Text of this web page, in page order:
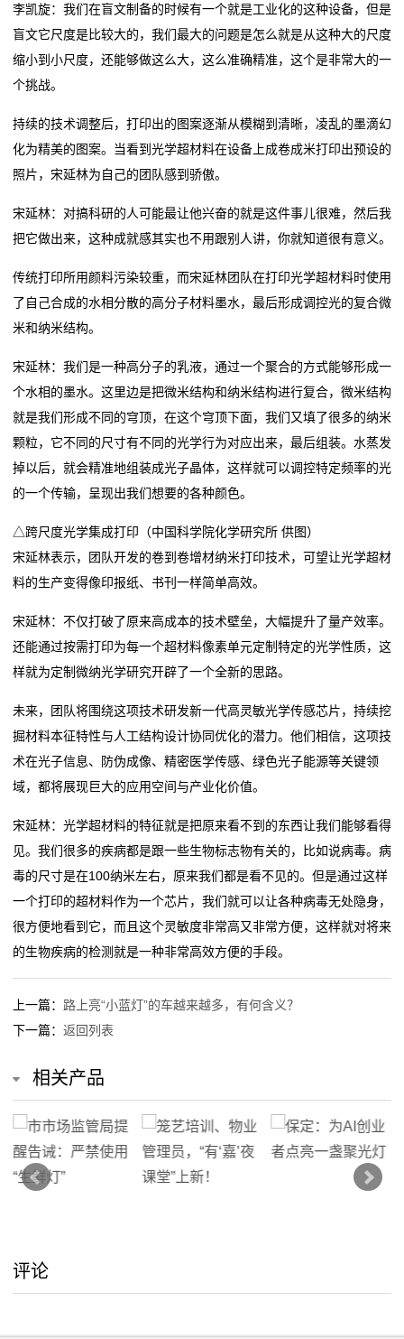
李凯旋：我们在盲文制备的时候有一个就是工业化的这种设备，但是
盲文它尺度是比较大的，我们最大的问题是怎么就是从这种大的尺度
缩小到小尺度，还能够做这么大，这么准确精准，这个是非常大的一
个挑战。
持续的技术调整后，打印出的图案逐渐从模糊到清晰，凌乱的墨滴幻
化为精美的图案。当看到光学超材料在设备上成卷成米打印出预设的
照片，宋延林为自己的团队感到骄傲。
宋延林：对搞科研的人可能最让他兴奋的就是这件事儿很难，然后我
把它做出来，这种成就感其实也不用跟别人讲，你就知道很有意义。
传统打印所用颜料污染较重，而宋延林团队在打印光学超材料时使用
了自己合成的水相分散的高分子材料墨水，最后形成调控光的复合微
米和纳米结构。
宋延林：我们是一种高分子的乳液，通过一个聚合的方式能够形成一
个水相的墨水。这里边是把微米结构和纳米结构进行复合，微米结构
就是我们形成不同的穹顶，在这个穹顶下面，我们又填了很多的纳米
颗粒，它不同的尺寸有不同的光学行为对应出来，最后组装。水蒸发
掉以后，就会精准地组装成光子晶体，这样就可以调控特定频率的光
的一个传输，呈现出我们想要的各种颜色。
△跨尺度光学集成打印（中国科学院化学研究所 供图）
宋延林表示，团队开发的卷到卷增材纳米打印技术，可望让光学超材
料的生产变得像印报纸、书刊一样简单高效。
宋延林：不仅打破了原来高成本的技术壁垒，大幅提升了量产效率。
还能通过按需打印为每一个超材料像素单元定制特定的光学性质，这
样就为定制微纳光学研究开辟了一个全新的思路。
未来，团队将围绕这项技术研发新一代高灵敏光学传感芯片，持续挖
掘材料本征特性与人工结构设计协同优化的潜力。他们相信，这项技
术在光子信息、防伪成像、精密医学传感、绿色光子能源等关键领
域，都将展现巨大的应用空间与产业化价值。
宋延林：光学超材料的特征就是把原来看不到的东西让我们能够看得
见。我们很多的疾病都是跟一些生物标志物有关的，比如说病毒。病
毒的尺寸是在100纳米左右，原来我们都是看不见的。但是通过这样
一个打印的超材料作为一个芯片，我们就可以让各种病毒无处隐身，
很方便地看到它，而且这个灵敏度非常高又非常方便，这样就对将来
的生物疾病的检测就是一种非常高效方便的手段。
上一篇： 路上亮“小蓝灯”的车越来越多，有何含义？
下一篇： 返回列表
相关产品
评论